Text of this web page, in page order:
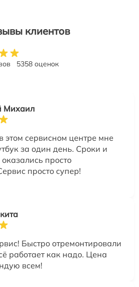
клиентов
5358 оценок
Михаил
этом сервисном центре мне
за один день. Сроки и
просто
просто супер!
Быстро отремонтировали
работает как надо. Цена
всем!